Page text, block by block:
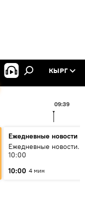
КЫРГ
09:39
Ежедневные новости
Ежедневные новости.
10:00
10:00 4 мин